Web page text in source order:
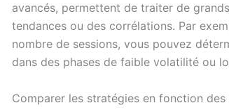
avancés, permettent de traiter de
tendances ou des corrélations. Par
nombre de sessions, vous pouvez
dans des phases de faible volatilité ou
Comparer les stratégies en fonction